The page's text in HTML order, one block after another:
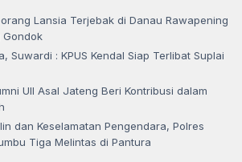
Lansia Terjebak di Danau Rawapening
Gondok
Suwardi : KPUS Kendal Siap Terlibat Suplai
UII Asal Jateng Beri Kontribusi dalam
dan Keselamatan Pengendara, Polres
Tiga Melintas di Pantura